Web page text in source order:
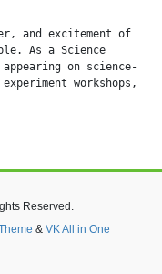
and excitement of
As a Science
on science-
workshops,
Reserved.
& VK All in One